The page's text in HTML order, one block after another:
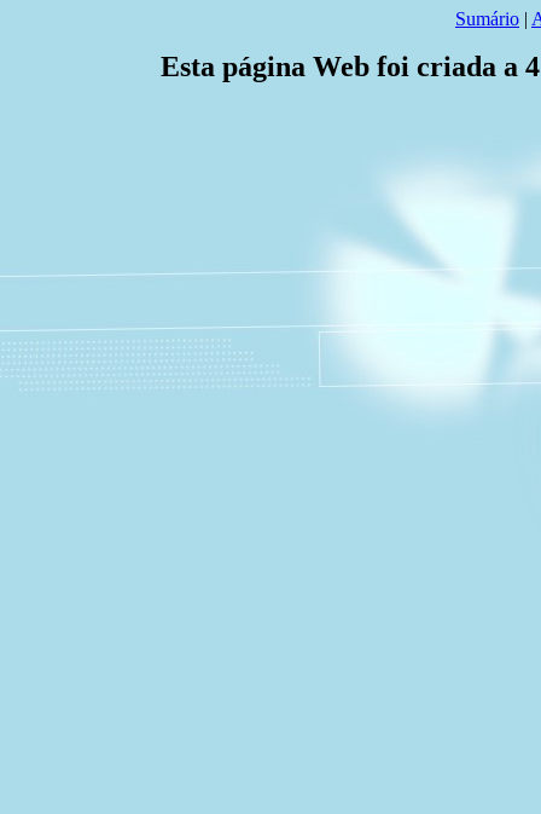
Sumário |
Esta página Web foi criada a